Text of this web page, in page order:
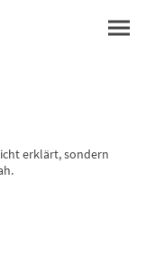
erklärt, sondern